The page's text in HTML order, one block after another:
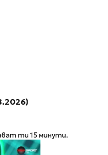
ти 15 минути.